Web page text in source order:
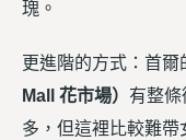
瑰。
更進階的方式：首爾
Mall 花市場） 有整
多，但這裡比較難